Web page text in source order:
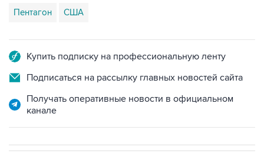
Подписаться на рассылку главных новостей сайта
Получать оперативные новости в официальном